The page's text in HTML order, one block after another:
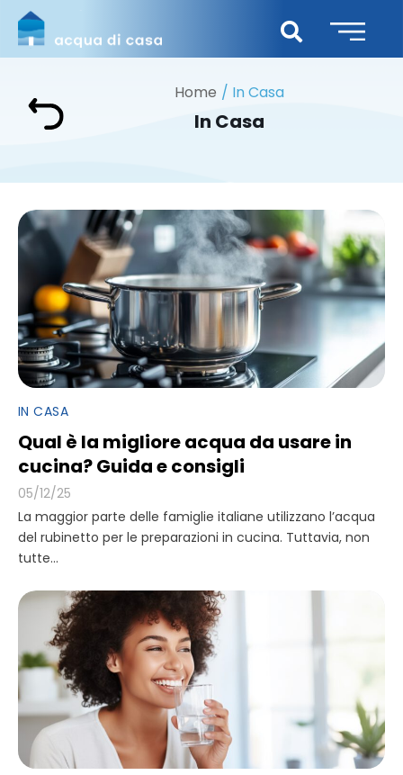
Home In Casa
In Casa
IN CASA
Qual è la migliore acqua da usare in
cucina? Guida e consigli
05/12/25
La maggior parte delle famiglie italiane utilizzano l’acqua
del rubinetto per le preparazioni in cucina. Tuttavia, non
tutte...